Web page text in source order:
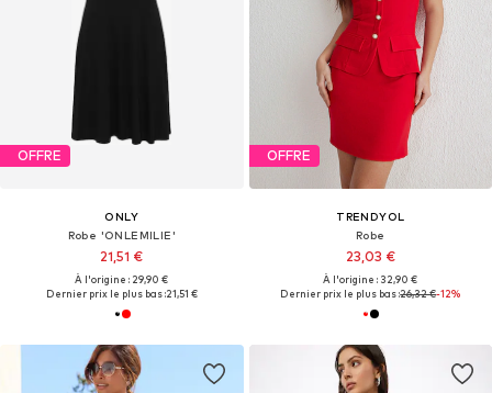
OFFRE
ONLY
Robe 'ONLEMILIE'
21,51 €
À l'origine : 29,90 €
Dernier prix le plus bas :21,51 €
OFFRE
TRENDYOL
Robe
23,03 €
À l'origine : 32,90 €
Dernier prix le plus bas :26,32 €-12%